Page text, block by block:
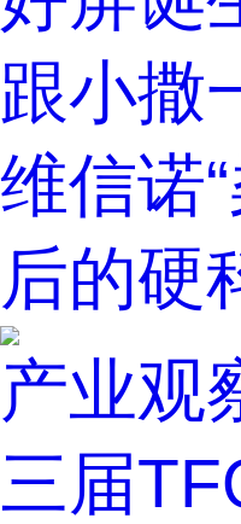
跟小撒
维信诺
后的硬
产业观
三届